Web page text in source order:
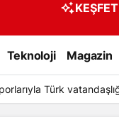
KEŞFET
Teknoloji Magazin
Türk